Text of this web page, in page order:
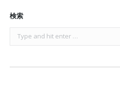
検索
Search: